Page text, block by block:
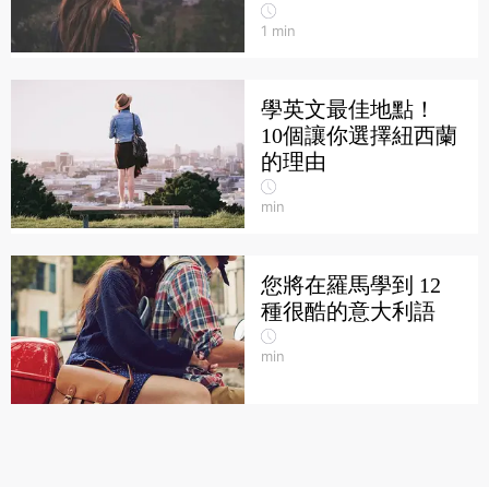
1 min
學英文最佳地點！
10個讓你選擇紐西蘭
的理由
min
您將在羅馬學到 12
種很酷的意大利語
min